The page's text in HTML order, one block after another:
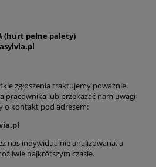
(hurt pełne palety)
zgłoszenia traktujemy poważnie.
pracownika lub przekazać nam uwagi
o kontakt pod adresem:
nas indywidualnie analizowana, a
najkrótszym czasie.